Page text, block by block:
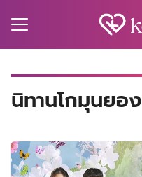
นิทานโกมุนยอง